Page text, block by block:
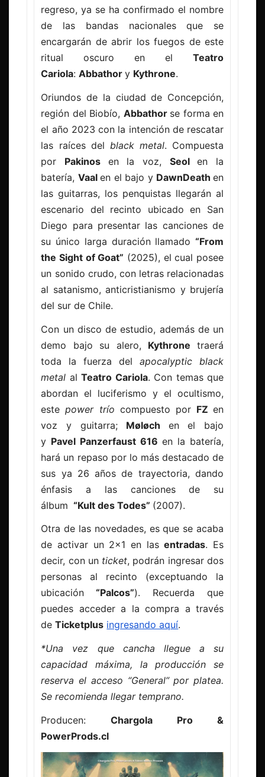
regreso, ya se ha confirmado el nombre
de las bandas nacionales que se
encargarán de abrir los fuegos de este
ritual oscuro en el Teatro
Cariola:Abbathory Kythrone.
Oriundos de la ciudad de Concepción,
región del Biobío, Abbathor se forma en
el año 2023 con la intención de rescatar
las raíces del black metal. Compuesta
por Pakinos en la voz, Seolen la
batería, Vaalen el bajo y DawnDeathen
las guitarras, los penquistas llegarán al
escenario del recinto ubicado en San
Diego para presentar las canciones de
su único larga duración llamado “From
the Sight of Goat” (2025), el cual posee
un sonido crudo, con letras relacionadas
al satanismo, anticristianismo y brujería
del sur de Chile.
Con un disco de estudio, además de un
demo bajo su alero, Kythronetraerá
toda la fuerza delapocalyptic black
metal alTeatro Cariola. Con temas que
abordan el luciferismo y el ocultismo,
estepower trío compuesto por FZen
voz y guitarra; Møløch en el bajo
y Pavel Panzerfaust 616 en la batería,
hará un repaso por lo más destacado de
sus ya 26 años de trayectoria, dando
énfasis a las canciones de su
álbum “Kult des Todes” (2007).
Otra de las novedades, es que se acaba
de activar un 2×1 en lasentradas. Es
decir, con un ticket, podrán ingresar dos
personas al recinto (exceptuando la
ubicación “Palcos”). Recuerda que
puedes acceder a la compra a través
deTicketplus ingresando aquí.
*Una vez que cancha llegue a su
capacidad máxima, la producción se
reserva el acceso “General” por platea.
Se recomienda llegar temprano.
Producen: Chargola Pro &
PowerProds.cl